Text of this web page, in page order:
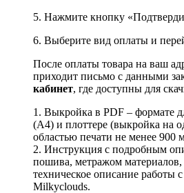
5. Нажмите кнопку
6. Выберите вид оплаты и
После оплаты товара на ваш
приходит письмо с данными
кабинет, где доступны для
1. Выкройка в PDF – формате
(А4) и плоттере (выкройка на
областью печати не менее 900
2. Инструкция с подробным
пошива, метражом
техническое описание работы
Milkyclouds.